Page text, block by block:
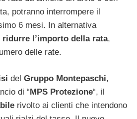
potranno interrompere il
6 mesi. In alternativa
ridurre l’importo della rata,
delle rate.
del Gruppo Montepaschi,
di “MPS Protezione“, il
rivolto ai clienti che intendono